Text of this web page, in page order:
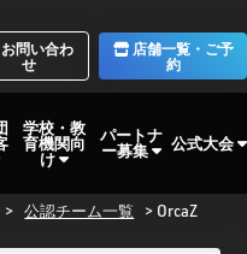
問い合わ
せ
店舗一覧・ご予
約
学校・教
育機関向
け
パートナ
ー募集 公式大会
> 公認チーム一覧 > OrcaZ